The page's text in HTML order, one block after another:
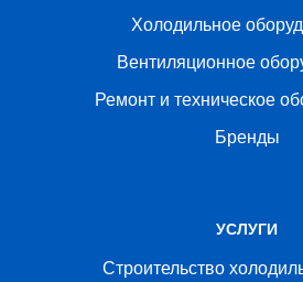
Холодильное
Вентиляционное
Ремонт и техническое
Бренды
УСЛУГИ
Строительство